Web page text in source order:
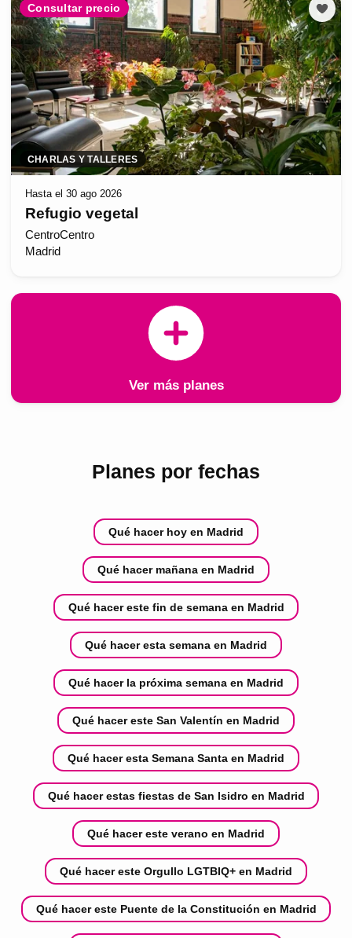
Consultar precio
CHARLAS Y TALLERES
Hasta el 30 ago 2026
Refugio vegetal
CentroCentro
Madrid
Ver más planes
Planes por fechas
Qué hacer hoy en Madrid
Qué hacer mañana en Madrid
Qué hacer este fin de semana en Madrid
Qué hacer esta semana en Madrid
Qué hacer la próxima semana en Madrid
Qué hacer este San Valentín en Madrid
Qué hacer esta Semana Santa en Madrid
Qué hacer estas fiestas de San Isidro en Madrid
Qué hacer este verano en Madrid
Qué hacer este Orgullo LGTBIQ+ en Madrid
Qué hacer este Puente de la Constitución en Madrid